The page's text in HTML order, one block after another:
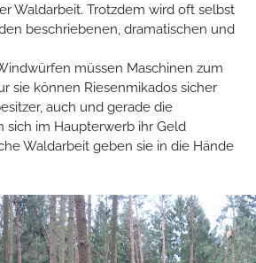
Waldarbeit. Trotzdem wird oft selbst
beschriebenen, dramatischen und
müssen Maschinen zum
sie können Riesenmikados sicher
auch und gerade die
sich im Haupterwerb ihr Geld
Waldarbeit geben sie in die Hände